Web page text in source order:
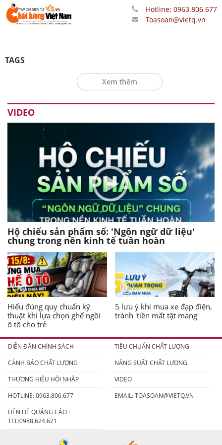
Hotline: 0963.806.677
Toasoan@vietq.vn
TAGS
Xem thêm
VIDEO
Hộ chiếu sản phẩm số: 'Ngôn ngữ dữ liệu'
chung trong nền kinh tế tuần hoàn
Hiểu đúng quy chuẩn kỹ
thuật khi lựa chọn ghế ngồi
ô tô cho trẻ
5 lưu ý khi mua xe đạp điện,
tránh 'tiền mất tật mang'
DIỄN ĐÀN CHÍNH SÁCH
TIÊU CHUẨN CHẤT LƯỢNG
CẢNH BÁO CHẤT LƯỢNG
NĂNG SUẤT CHẤT LƯỢNG
THƯƠNG HIỆU HỘI NHẬP
VIDEO
HOTLINE: 0963.806.677
EMAIL:TOASOAN@VIETQ.VN
LIÊN HỆ QUẢNG CÁO :
TEL:0988.624.621